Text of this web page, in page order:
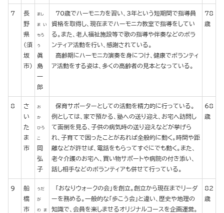
7
長
野
県
(須
坂
市)
まし
ま い
ちろ
う
眞
島
一
郎
70歳でハーモニカを習い、3年という短期間で指導員
資格を取得し、現在までハーモニカ教室で指導をしてい
る。また、老人福祉施設等で歌の指導や伴奏などのボラ
ンティア活動を行い、感謝されている。
高齢期にハーモニカ演奏を身につけ、健康でボランティ
ア活動をする姿は、多くの高齢者の見本となっている。
78
歳
8
さ
い
た
ま
市
お
か
ひろ
こ
岡
弘
子
保育サポーターとしての活動を精力的に行っている。
例としては、家で預かる、塾への送り迎え、お宅へ訪問し
て面倒を見る、子供の病気時の送り迎えなどが挙げら
れ、子育てで困ったことがあれば全般的に動く。時間や距
離などが許せば、電話をもらってすぐにでも動く。また、
老々介護のお宅へ、買い物サポートや病院の付き添い、
話し相手などのボランティアも併せて行っている。
68
歳
9
船
橋
市
うだ
が
わ ま
「おなりウォークの会」を創立。創立から現在までリーダ
ーを務める。一般的な「歩こう会」と違い、歴史や地理の
知識で、会員を楽しませるオリジナルコースを企画運営。
82
歳